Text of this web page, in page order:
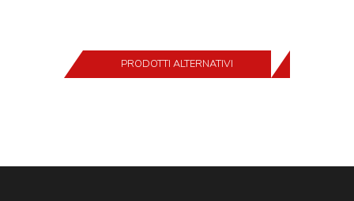
PRODOTTI ALTERNATIVI